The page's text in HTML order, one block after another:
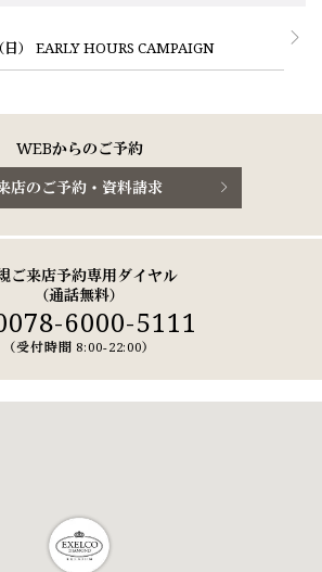
） EARLY HOURS CAMPAIGN
WEBからのご予約
店のご予約・資料請求
ご来店予約専用ダイヤル
（通話無料）
6000-5111
（受付時間 8:00-22:00）